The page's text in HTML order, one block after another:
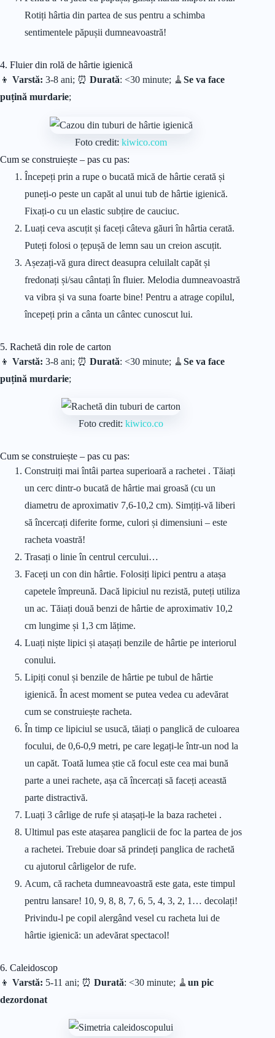
Rotiți hârtia din partea de sus pentru a schimba
sentimentele păpușii dumneavoastră!
4. Fluier din rolă de hârtie igienică
👦 Varstă: 3-8 ani; ⏰ Durată: <30 minute; 🧹 Se va face
puțină murdarie;
Foto credit:kiwico.com
Cum se construiește – pas cu pas:
Începeți prin a rupe o bucată mică de hârtie cerată și
puneți-o peste un capăt al unui tub de hârtie igienică.
Fixați-o cu un elastic subțire de cauciuc.
Luați ceva ascuțit și faceți câteva găuri în hârtia cerată.
Puteți folosi o țepușă de lemn sau un creion ascuțit.
Așezați-vă gura direct deasupra celuilalt capăt și
fredonați și/sau cântați în fluier. Melodia dumneavoastră
va vibra și va suna foarte bine! Pentru a atrage copilul,
începeți prin a cânta un cântec cunoscut lui.
5. Rachetă din role de carton
👦 Varstă: 3-8 ani; ⏰ Durată: <30 minute; 🧹 Se va face
puțină murdarie;
Foto credit:kiwico.co
Cum se construiește – pas cu pas:
Construiți mai întâi partea superioară a rachetei . Tăiați
un cerc dintr-o bucată de hârtie mai groasă (cu un
diametru de aproximativ 7,6-10,2 cm). Simțiți-vă liberi
să încercați diferite forme, culori și dimensiuni – este
racheta voastră!
Trasați o linie în centrul cercului…
Faceți un con din hârtie. Folosiți lipici pentru a atașa
capetele împreună. Dacă lipiciul nu rezistă, puteți utiliza
un ac. Tăiați două benzi de hârtie de aproximativ 10,2
cm lungime și 1,3 cm lățime.
Luați niște lipici și atașați benzile de hârtie pe interiorul
conului.
Lipiți conul și benzile de hârtie pe tubul de hârtie
igienică. În acest moment se putea vedea cu adevărat
cum se construiește racheta.
În timp ce lipiciul se usucă, tăiați o panglică de culoarea
focului, de 0,6-0,9 metri, pe care legați-le într-un nod la
un capăt. Toată lumea știe că focul este cea mai bună
parte a unei rachete, așa că încercați să faceți această
parte distractivă.
Luați 3 cârlige de rufe și atașați-le la baza rachetei .
Ultimul pas este atașarea panglicii de foc la partea de jos
a rachetei. Trebuie doar să prindeți panglica de rachetă
cu ajutorul cârligelor de rufe.
Acum, că racheta dumneavoastră este gata, este timpul
pentru lansare! 10, 9, 8, 8, 7, 6, 5, 4, 3, 2, 1… decolați!
Privindu-l pe copil alergând vesel cu racheta lui de
hârtie igienică: un adevărat spectacol!
6. Caleidoscop
👦 Varstă: 5-11 ani; ⏰ Durată: <30 minute; 🧹 un pic
dezordonat